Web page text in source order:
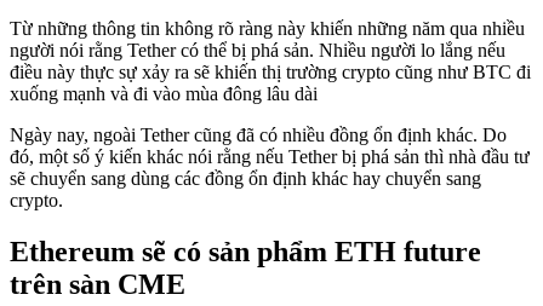
Từ những thông tin không rõ ràng này khiến những năm qua nhiều
người nói rằng Tether có thể bị phá sản. Nhiều người lo lắng nếu
điều này thực sự xảy ra sẽ khiến thị trường crypto cũng như BTC đi
xuống mạnh và đi vào mùa đông lâu dài
Ngày nay, ngoài Tether cũng đã có nhiều đồng ổn định khác. Do
đó, một số ý kiến khác nói rằng nếu Tether bị phá sản thì nhà đầu tư
sẽ chuyển sang dùng các đồng ổn định khác hay chuyển sang
crypto.
Ethereum sẽ có sản phẩm ETH future
trên sàn CME